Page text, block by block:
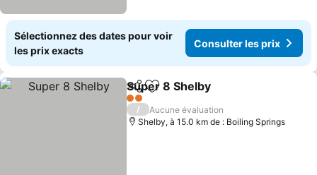
Sélectionnez des dates pour voir
les prix exacts
Consulter les prix
PartagerAjouter à mes favoris
Super 8 Shelby
2 Étoiles
/
Aucune évaluation
Shelby, à 15.0 km de : Boiling Springs